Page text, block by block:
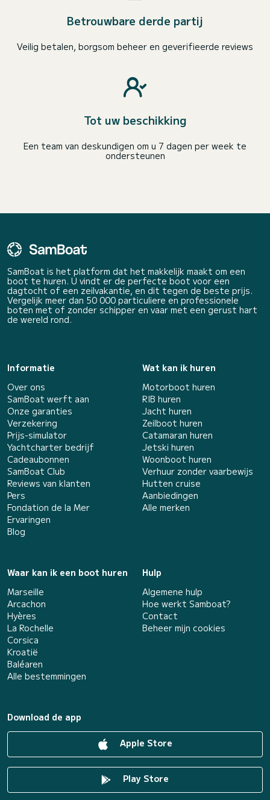
Betrouwbare derde partij
Veilig betalen, borgsom beheer en geverifieerde reviews
Tot uw beschikking
Een team van deskundigen om u 7 dagen per week te
ondersteunen
SamBoat is het platform dat het makkelijk maakt om een
boot te huren. U vindt er de perfecte boot voor een
dagtocht of een zeilvakantie, en dit tegen de beste prijs.
Vergelijk meer dan 50 000 particuliere en professionele
boten met of zonder schipper en vaar met een gerust hart
de wereld rond.
Informatie
Over ons
SamBoat werft aan
Onze garanties
Verzekering
Prijs-simulator
Yachtcharter bedrijf
Cadeaubonnen
SamBoat Club
Reviews van klanten
Pers
Fondation de la Mer
Ervaringen
Blog
Wat kan ik huren
Motorboot huren
RIB huren
Jacht huren
Zeilboot huren
Catamaran huren
Jetski huren
Woonboot huren
Verhuur zonder vaarbewijs
Hutten cruise
Aanbiedingen
Alle merken
Waar kan ik een boot huren
Marseille
Arcachon
Hyères
La Rochelle
Corsica
Kroatië
Baléaren
Alle bestemmingen
Hulp
Algemene hulp
Hoe werkt Samboat?
Contact
Beheer mijn cookies
Download de app
Apple Store
Play Store